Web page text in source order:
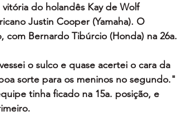
vitória do holandês Kay de Wolf
Justin Cooper (Yamaha). O
com Bernardo Tibúrcio (Honda) na 26a.
o sulco e quase acertei o cara da
sorte para os meninos no segundo."
tinha ficado na 15a. posição, e